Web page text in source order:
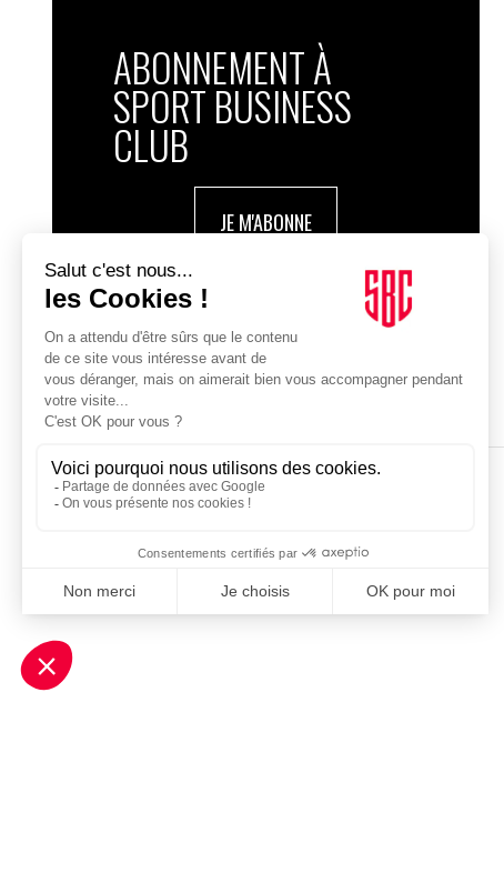
ABONNEMENT À
SPORT BUSINESS
CLUB
JE M'ABONNE